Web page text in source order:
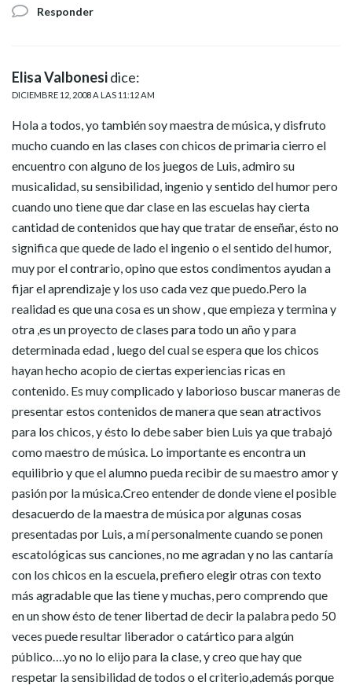
Responder
Elisa Valbonesidice:
DICIEMBRE 12, 2008 A LAS 11:12 AM
Hola a todos, yo también soy maestra de música, y disfruto
mucho cuando en las clases con chicos de primaria cierro el
encuentro con alguno de los juegos de Luis, admiro su
musicalidad, su sensibilidad, ingenio y sentido del humor pero
cuando uno tiene que dar clase en las escuelas hay cierta
cantidad de contenidos que hay que tratar de enseñar, ésto no
significa que quede de lado el ingenio o el sentido del humor,
muy por el contrario, opino que estos condimentos ayudan a
fijar el aprendizaje y los uso cada vez que puedo.Pero la
realidad es que una cosa es un show , que empieza y termina y
otra ,es un proyecto de clases para todo un año y para
determinada edad , luego del cual se espera que los chicos
hayan hecho acopio de ciertas experiencias ricas en
contenido. Es muy complicado y laborioso buscar maneras de
presentar estos contenidos de manera que sean atractivos
para los chicos, y ésto lo debe saber bien Luis ya que trabajó
como maestro de música. Lo importante es encontra un
equilibrio y que el alumno pueda recibir de su maestro amor y
pasión por la música.Creo entender de donde viene el posible
desacuerdo de la maestra de música por algunas cosas
presentadas por Luis, a mí personalmente cuando se ponen
escatológicas sus canciones, no me agradan y no las cantaría
con los chicos en la escuela, prefiero elegir otras con texto
más agradable que las tiene y muchas, pero comprendo que
en un show ésto de tener libertad de decir la palabra pedo 50
veces puede resultar liberador o catártico para algún
público….yo no lo elijo para la clase, y creo que hay que
respetar la sensibilidad de todos o el criterio,además porque